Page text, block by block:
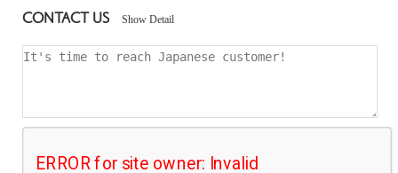
CONTACT US Show Detail